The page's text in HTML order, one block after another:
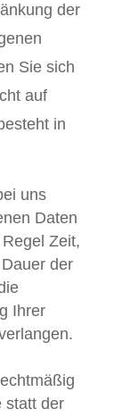
der
Sie sich
auf
in
uns
Daten
Zeit,
der
Ihrer
statt der